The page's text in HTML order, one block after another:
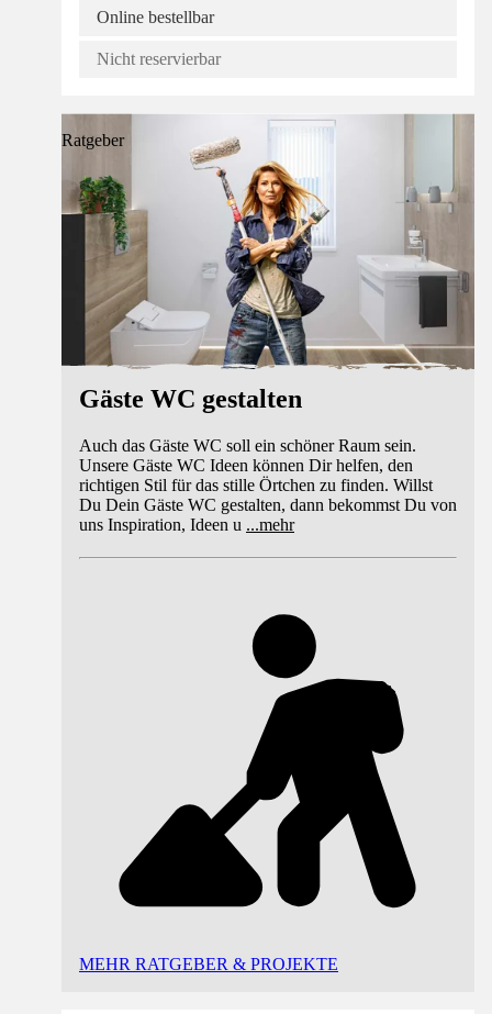
Online bestellbar
Nicht reservierbar
Ratgeber
Gäste WC gestalten
Auch das Gäste WC soll ein schöner Raum sein.
Unsere Gäste WC Ideen können Dir helfen, den
richtigen Stil für das stille Örtchen zu finden. Willst
Du Dein Gäste WC gestalten, dann bekommst Du von
uns Inspiration, Ideen u ...mehr
MEHR RATGEBER & PROJEKTE